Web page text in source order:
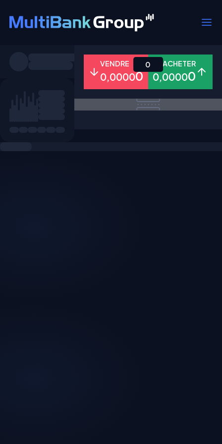
Tous Forex Métaux Actions
VENDRE
0,00000
ACHETER
0,00000
0